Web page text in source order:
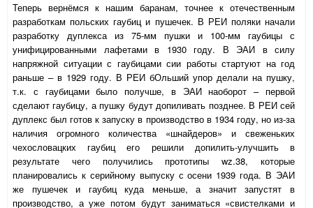
Теперь вернёмся к нашим баранам, точнее к отечественным
разработкам польских гаубиц и пушечек. В РЕИ поляки начали
разработку дуплекса из 75-мм пушки и 100-мм гаубицы с
унифицированными лафетами в 1930 году. В ЭАИ в силу
напряжной ситуации с гаубицами сии работы стартуют на год
раньше – в 1929 году. В РЕИ бОльший упор делали на пушку,
т.к. с гаубицами было получше, в ЭАИ наоборот – первой
сделают гаубицу, а пушку будут допиливать позднее. В РЕИ сей
дуплекс был готов к запуску в производство в 1934 году, но из-за
наличия огромного количества «шнайдеров» и свеженьких
чехословацких гаубиц его решили допилить-улучшить в
результате чего получились прототипыwz.38, которые
планировались к серийному выпуску с осени 1939 года. В ЭАИ
же пушечек и гаубиц куда меньше, а значит запустят в
производство, а уже потом будут заниматься «свистелками и